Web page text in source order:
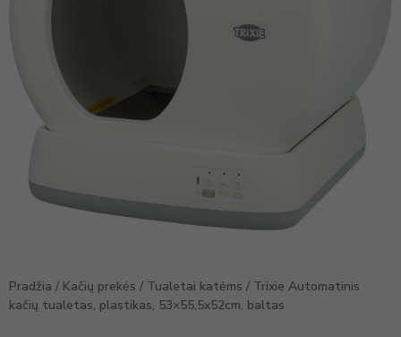
Pradžia / Kačių prekės / Tualetai katėms / Trixie Automatinis
kačių tualetas, plastikas, 53×55,5x52cm, baltas